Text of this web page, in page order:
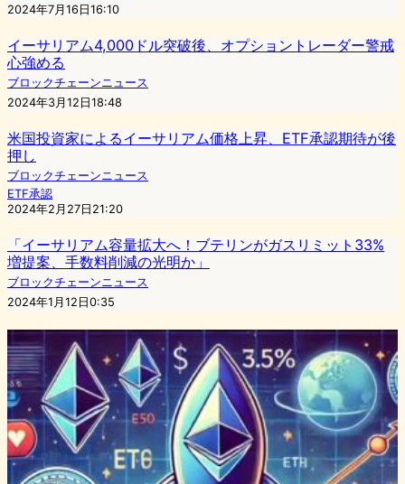
2024年7月16日16:10
イーサリアム4,000ドル突破後、オプショントレーダー警戒
心強める
ブロックチェーンニュース
2024年3月12日18:48
米国投資家によるイーサリアム価格上昇、ETF承認期待が後
押し
ブロックチェーンニュース
ETF承認
2024年2月27日21:20
「イーサリアム容量拡大へ！ブテリンがガスリミット33%
増提案、手数料削減の光明か」
ブロックチェーンニュース
2024年1月12日0:35